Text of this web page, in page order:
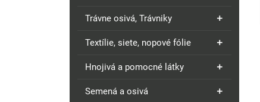
Trávne osivá, Trávniky
Textílie, siete, nopové fólie
Hnojivá a pomocné látky
Semená a osivá